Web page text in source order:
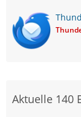
Aktuelle 140